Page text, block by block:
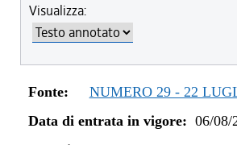
dal 14/06/2022 al 31/12/2022
dal 06/11/2021 al 31/12/2021
dal 12/08/2021 al 05/11/2021
dal 20/05/2021 al 11/08/2021
dal 01/01/2021 al 26/04/2021
Visualizza:
Fonte:
NUMERO 29 - 22
Data di entrata in vigore: 06/08/